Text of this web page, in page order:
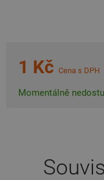
1 Kč Cena s DPH
Momentálně